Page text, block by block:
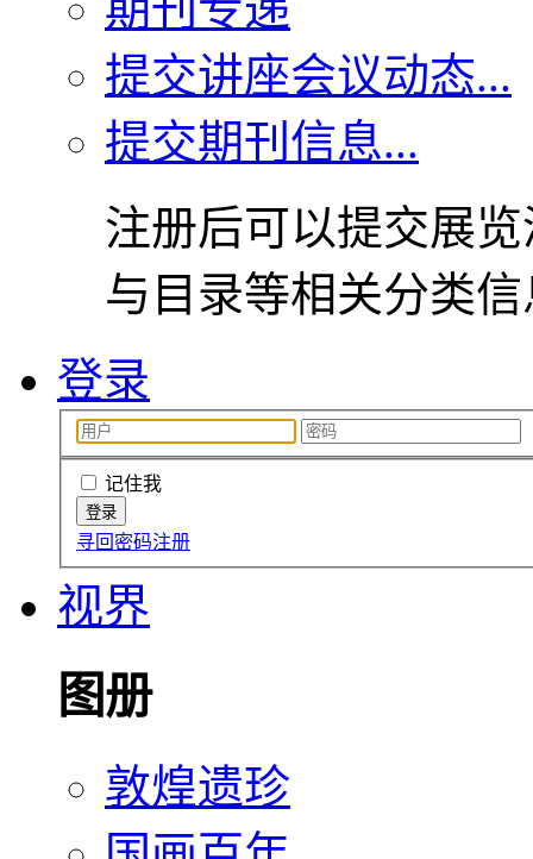
提交讲座会议动态...
提交期刊信息...
注册后可以提交展
与目录等相关分类
登录
记住我
寻回密码注册
视界
图册
敦煌遗珍